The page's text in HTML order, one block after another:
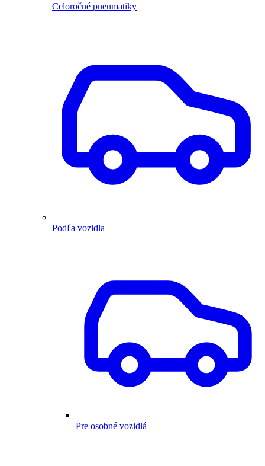
Celoročné pneumatiky
Podľa vozidla
Pre osobné vozidlá